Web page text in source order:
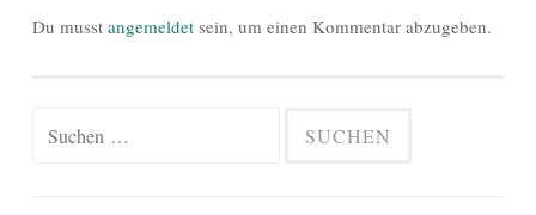
Du musst angemeldet sein, um einen Kommentar abzugeben.
Suchen